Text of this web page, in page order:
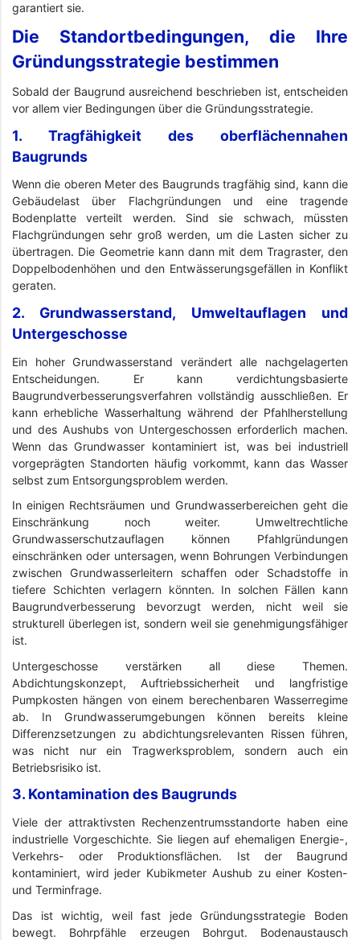
garantiert sie.
Die Standortbedingungen, die Ihre
Gründungsstrategie bestimmen
Sobald der Baugrund ausreichend beschrieben ist, entscheiden
vor allem vier Bedingungen über die Gründungsstrategie.
1. Tragfähigkeit des oberflächennahen
Baugrunds
Wenn die oberen Meter des Baugrunds tragfähig sind, kann die
Gebäudelast über Flachgründungen und eine tragende
Bodenplatte verteilt werden. Sind sie schwach, müssten
Flachgründungen sehr groß werden, um die Lasten sicher zu
übertragen. Die Geometrie kann dann mit dem Tragraster, den
Doppelbodenhöhen und den Entwässerungsgefällen in Konflikt
geraten.
2. Grundwasserstand, Umweltauflagen und
Untergeschosse
Ein hoher Grundwasserstand verändert alle nachgelagerten
Entscheidungen. Er kann verdichtungsbasierte
Baugrundverbesserungsverfahren vollständig ausschließen. Er
kann erhebliche Wasserhaltung während der Pfahlherstellung
und des Aushubs von Untergeschossen erforderlich machen.
Wenn das Grundwasser kontaminiert ist, was bei industriell
vorgeprägten Standorten häufig vorkommt, kann das Wasser
selbst zum Entsorgungsproblem werden.
In einigen Rechtsräumen und Grundwasserbereichen geht die
Einschränkung noch weiter. Umweltrechtliche
Grundwasserschutzauflagen können Pfahlgründungen
einschränken oder untersagen, wenn Bohrungen Verbindungen
zwischen Grundwasserleitern schaffen oder Schadstoffe in
tiefere Schichten verlagern könnten. In solchen Fällen kann
Baugrundverbesserung bevorzugt werden, nicht weil sie
strukturell überlegen ist, sondern weil sie genehmigungsfähiger
ist.
Untergeschosse verstärken all diese Themen.
Abdichtungskonzept, Auftriebssicherheit und langfristige
Pumpkosten hängen von einem berechenbaren Wasserregime
ab. In Grundwasserumgebungen können bereits kleine
Differenzsetzungen zu abdichtungsrelevanten Rissen führen,
was nicht nur ein Tragwerksproblem, sondern auch ein
Betriebsrisiko ist.
3. Kontamination des Baugrunds
Viele der attraktivsten Rechenzentrumsstandorte haben eine
industrielle Vorgeschichte. Sie liegen auf ehemaligen Energie-,
Verkehrs- oder Produktionsflächen. Ist der Baugrund
kontaminiert, wird jeder Kubikmeter Aushub zu einer Kosten-
und Terminfrage.
Das ist wichtig, weil fast jede Gründungsstrategie Boden
bewegt. Bohrpfähle erzeugen Bohrgut. Bodenaustausch